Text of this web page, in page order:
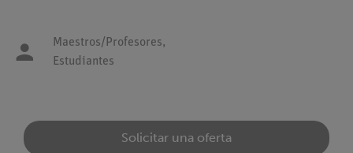
Maestros/Profesores,
Estudiantes
Solicitar una oferta